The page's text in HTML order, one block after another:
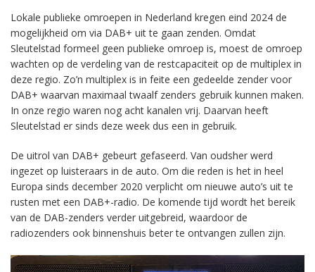
Lokale publieke omroepen in Nederland kregen eind 2024 de
mogelijkheid om via DAB+ uit te gaan zenden. Omdat
Sleutelstad formeel geen publieke omroep is, moest de omroep
wachten op de verdeling van de restcapaciteit op de multiplex in
deze regio. Zo’n multiplex is in feite een gedeelde zender voor
DAB+ waarvan maximaal twaalf zenders gebruik kunnen maken.
In onze regio waren nog acht kanalen vrij. Daarvan heeft
Sleutelstad er sinds deze week dus een in gebruik.
De uitrol van DAB+ gebeurt gefaseerd. Van oudsher werd
ingezet op luisteraars in de auto. Om die reden is het in heel
Europa sinds december 2020 verplicht om nieuwe auto’s uit te
rusten met een DAB+-radio. De komende tijd wordt het bereik
van de DAB-zenders verder uitgebreid, waardoor de
radiozenders ook binnenshuis beter te ontvangen zullen zijn.